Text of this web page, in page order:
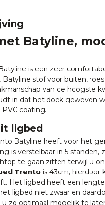
Batyline,
is een zeer
stof voor buiten,
van de hoogste
in dat het doek geweven
coating.
ligbed
Batyline heeft voor het
is verstelbaar in 5
te gaan zitten terwijl u
Trento is 43cm, hierdoor
Het ligbed heeft een
ligbed niet zwaar en
u zo optimaal mogelijk te